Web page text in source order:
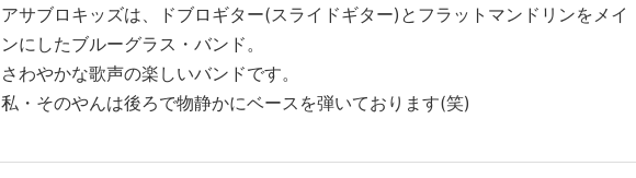
アサブロキッズは、ドブロギター(スライドギター)とフラットマンドリンをメイ
ンにしたブルーグラス・バンド。
さわやかな歌声の楽しいバンドです。
私・そのやんは後ろで物静かにベースを弾いております(笑)